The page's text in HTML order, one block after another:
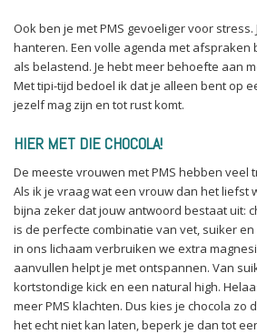
Ook ben je met PMS gevoeliger voor
hanteren. Een volle agenda met afspraken
als belastend. Je hebt meer behoefte aan
Met tipi-tijd bedoel ik dat je alleen bent op
jezelf mag zijn en tot rust komt.
HIER MET DIE CHOCOLA!
De meeste vrouwen met PMS hebben veel
Als ik je vraag wat een vrouw dan het liefst
bijna zeker dat jouw antwoord bestaat uit:
is de perfecte combinatie van vet, suiker
in ons lichaam verbruiken we extra
aanvullen helpt je met ontspannen. Van
kortstondige kick en een natural high.
meer PMS klachten. Dus kies je chocola zo
het echt niet kan laten, beperk je dan tot